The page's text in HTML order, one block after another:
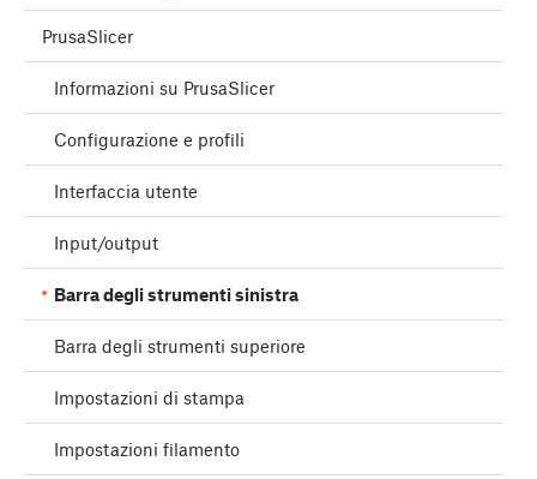
PrusaSlicer
Informazioni su PrusaSlicer
Configurazione e profili
Interfaccia utente
Input/output
Barra degli strumenti sinistra
Barra degli strumenti superiore
Impostazioni di stampa
Impostazioni filamento